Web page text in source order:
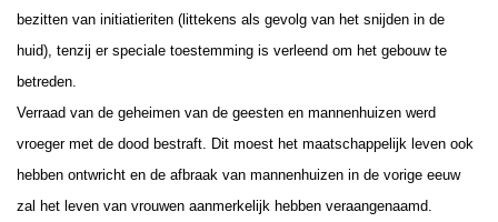
bezitten van initiatieriten (littekens als gevolg van het snijden in de
huid), tenzij er speciale toestemming is verleend om het gebouw te
betreden.
Verraad van de geheimen van de geesten en mannenhuizen werd
vroeger met de dood bestraft. Dit moest het maatschappelijk leven ook
hebben ontwricht en de afbraak van mannenhuizen in de vorige eeuw
zal het leven van vrouwen aanmerkelijk hebben veraangenaamd.